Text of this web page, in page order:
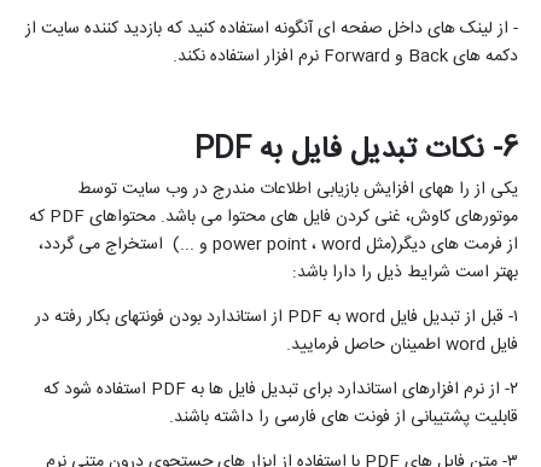
- از لینک های داخل صفحه ای آنگونه استفاده کنید که بازدید کننده سایت از
دکمه هایBack و Forward نرم افزار استفاده نکند.
6- نکات تبدیل فایل به PDF
یکی از را ههای افزایش بازیابی اطلاعات مندرج در وب سایت توسط
موتورهای کاوش، غنی کردن فایل های محتوا می باشد. محتواهایPDF که
از فرمت های دیگر(مثل word،power point و ...) استخراج می گردد،
بهتر است شرایط ذیل را دارا باشد:
۱- قبل از تبدیل فایل
wordبهPDF از استاندارد بودن فونتهای بکار رفته در
فایل word اطمینان حاصل فرمایید.
۲- از نرم افزارهای استاندارد برای تبدیل فایل ها به
PDF استفاده شود که
قابلیت پشتیبانی از فونت های فارسی را داشته باشند.